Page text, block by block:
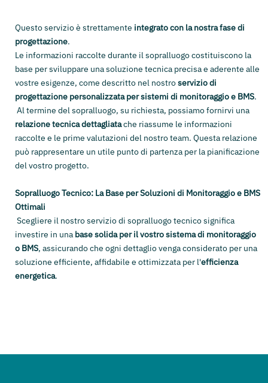
Questo servizio è strettamente integrato con la nostra fase di
progettazione.
Le informazioni raccolte durante il sopralluogo costituiscono la
base per sviluppare una soluzione tecnica precisa e aderente alle
vostre esigenze, come descritto nel nostroservizio di
progettazione personalizzata per sistemi di monitoraggio e BMS.
Al termine del sopralluogo, su richiesta, possiamo fornirvi una
relazione tecnica dettagliatache riassume le informazioni
raccolte e le prime valutazioni del nostro team. Questa relazione
può rappresentare un utile punto di partenza per la pianificazione
del vostro progetto.
Sopralluogo Tecnico: La Base per Soluzioni di Monitoraggio e BMS
Ottimali
Scegliere il nostro servizio di sopralluogo tecnico significa
investire in una base solida per il vostro sistema di monitoraggio
o BMS, assicurando che ogni dettaglio venga considerato per una
soluzione efficiente, affidabile e ottimizzata per l'efficienza
energetica.